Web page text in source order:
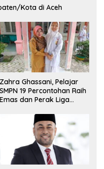
Kota di Aceh
Zahra Ghassani, Pelajar
SMPN 19 Percontohan Raih
Emas dan Perak Liga